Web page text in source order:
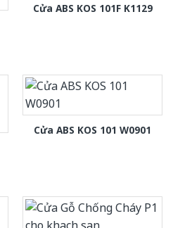
Cửa ABS KOS 101F K1129
Cửa ABS KOS 101 W0901